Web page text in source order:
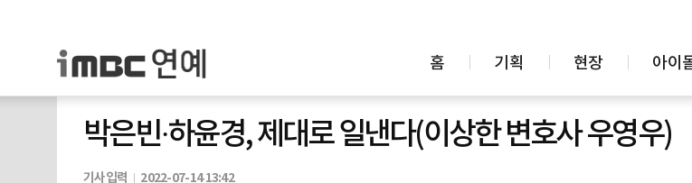
홈 기획 현장 아이
박은빈·하윤경, 제대로 일낸다(이상한 변호사 우영우)
기사입력 2022-07-14 13:42